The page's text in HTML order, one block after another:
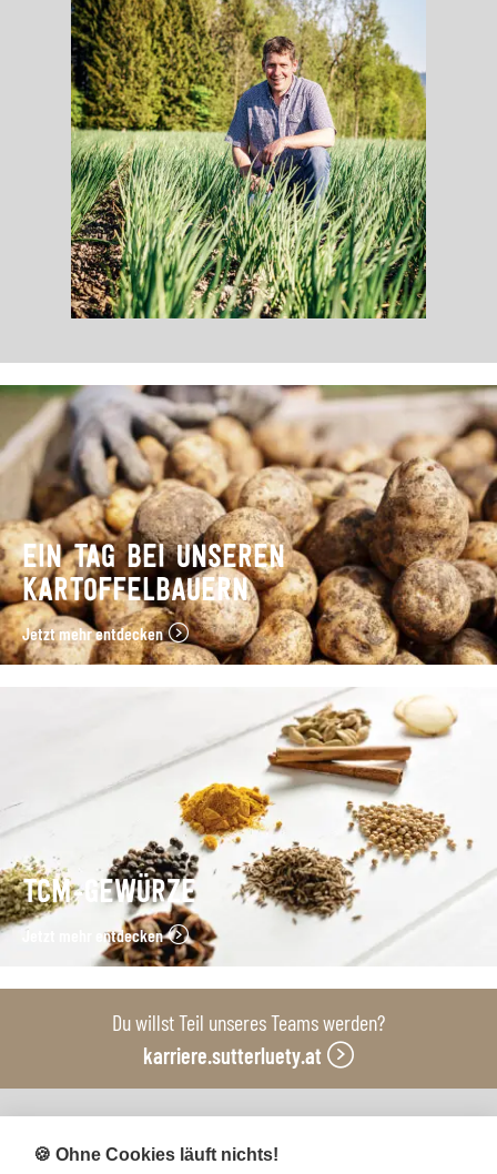
EIN TAG BEI UNSEREN
KARTOFFELBAUERN
Jetzt mehr entdecken
TCM-GEWÜRZE
Jetzt mehr entdecken
Du willst Teil unseres Teams werden?
karriere.sutterluety.at
Unsere Produktionsbetriebe
🍪 Ohne Cookies läuft nichts!